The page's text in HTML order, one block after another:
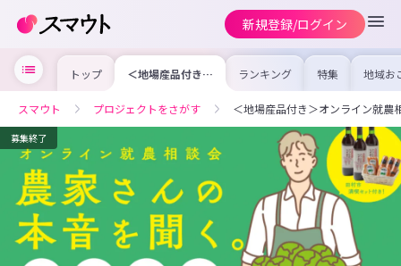
新規登録/ログイン
トップ ＜地場産品付き＞
オンライン就農相
本音を聞く。」
ランキング 特集 地域お
の求
を集め
事内容
を比較
合った
けよう
スマウト プロジェクトをさがす ＜地場産品付き＞オンライン就農
募集終了